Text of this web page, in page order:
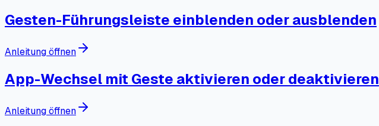
Gesten-Führungsleiste einblenden oder ausblenden
Anleitung öffnen
App-Wechsel mit Geste aktivieren oder deaktivieren
Anleitung öffnen